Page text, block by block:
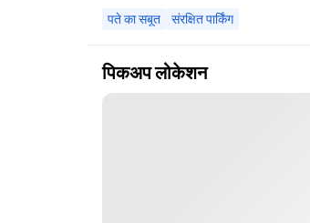
पते का सबूत संरक्षित पार्किंग
पिकअप लोकेशन